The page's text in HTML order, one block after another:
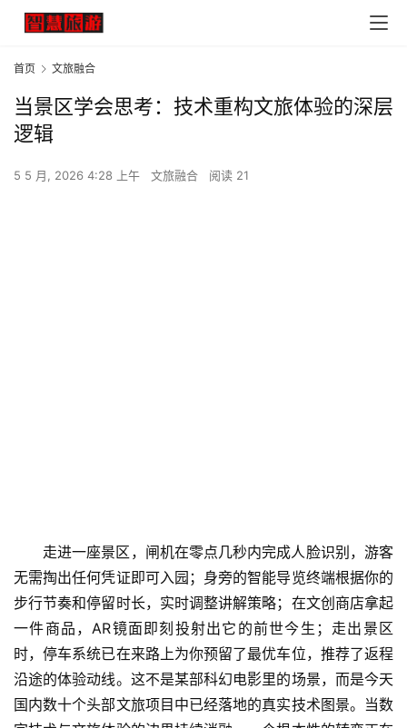
首页 文旅融合
当景区学会思考：技术重构文旅体验的深层
逻辑
5 5 月, 2026 4:28 上午 文旅融合 阅读 21
走进一座景区，闸机在零点几秒内完成人脸识别，游客
无需掏出任何凭证即可入园；身旁的智能导览终端根据你的
步行节奏和停留时长，实时调整讲解策略；在文创商店拿起
一件商品，AR镜面即刻投射出它的前世今生；走出景区
时，停车系统已在来路上为你预留了最优车位，推荐了返程
沿途的体验动线。这不是某部科幻电影里的场景，而是今天
国内数十个头部文旅项目中已经落地的真实技术图景。当数